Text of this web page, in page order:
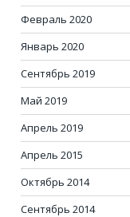
Февраль 2020
Январь 2020
Сентябрь 2019
Май 2019
Апрель 2019
Апрель 2015
Октябрь 2014
Сентябрь 2014